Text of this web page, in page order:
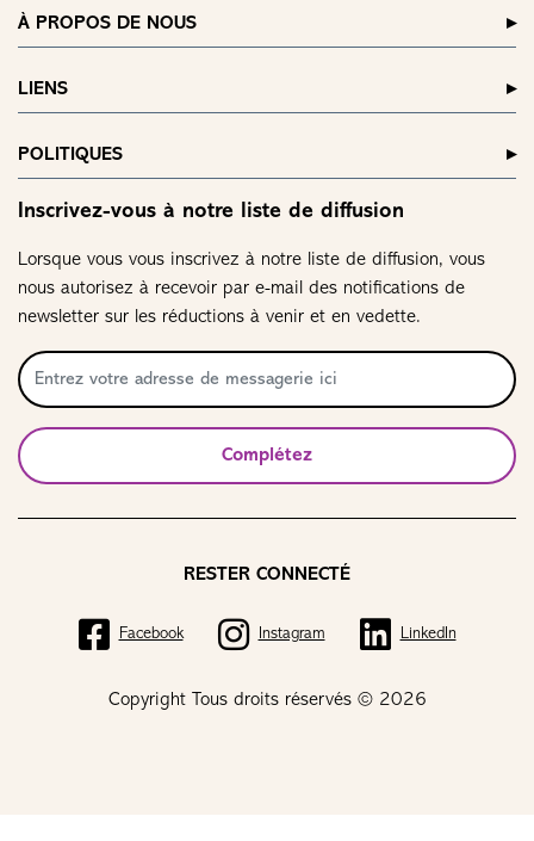
À PROPOS DE NOUS
LIENS
POLITIQUES
Inscrivez-vous à notre liste de diffusion
Lorsque vous vous inscrivez à notre liste de diffusion, vous
nous autorisez à recevoir par e-mail des notifications de
newsletter sur les réductions à venir et en vedette.
Complétez
Copyright Tous droits réservés © 2026
RESTER CONNECTÉ
Facebook Instagram LinkedIn